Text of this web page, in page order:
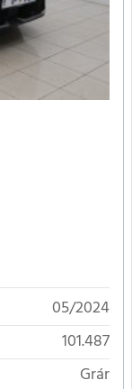
05/2024
101.487
Grár